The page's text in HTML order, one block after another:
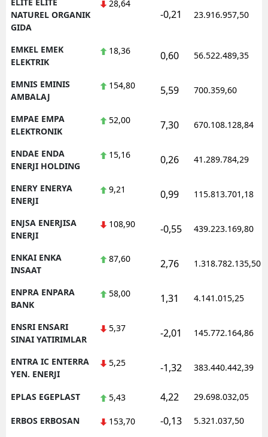
NATUREL ORGANIK
GIDA
28,64
-0,21 23.916.957,50
EMKEL EMEK
ELEKTRIK
18,36 0,60 56.522.489,35
EMNIS EMINIS
AMBALAJ
154,80 5,59 700.359,60
EMPAE EMPA
ELEKTRONIK
52,00 7,30 670.108.128,84
ENDAE ENDA
ENERJI HOLDING
15,16 0,26 41.289.784,29
ENERY ENERYA
ENERJI
9,21 0,99 115.813.701,18
ENJSA ENERJISA
ENERJI
108,90 -0,55 439.223.169,80
ENKAI ENKA
INSAAT
87,60 2,76 1.318.782.135,50
ENPRA ENPARA
BANK
58,00 1,31 4.141.015,25
ENSRI ENSARI
SINAI YATIRIMLAR
5,37 -2,01 145.772.164,86
ENTRA IC ENTERRA
YEN. ENERJI
5,25 -1,32 383.440.442,39
EPLAS EGEPLAST 5,43 4,22 29.698.032,05
ERBOS ERBOSAN 153,70 -0,13 5.321.037,50